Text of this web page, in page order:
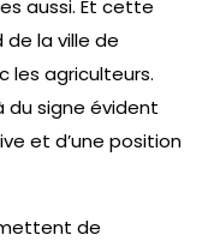
aussi. Et cette
la ville de
les agriculteurs.
du signe évident
et d’une position
de